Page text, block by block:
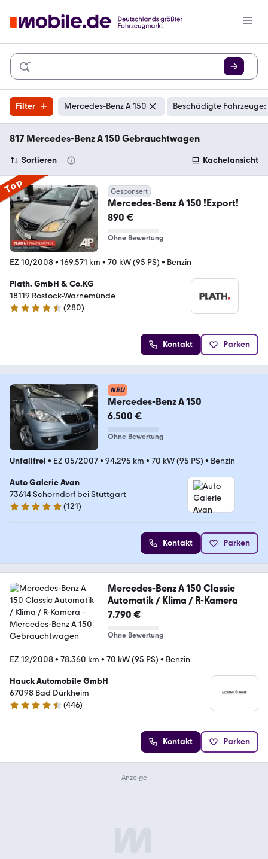
Filter Mercedes-Benz A 150 Beschädigte
817 Mercedes-Benz A 150 Gebrauchtwagen
Sortieren Kachelansicht
Top Gesponsert
Mercedes-Benz A 150 !Export!
890 €
Ohne Bewertung
EZ 10/2008• 169.571 km • 70 kW (95 PS) • Benzin
Plath. GmbH & Co.KG
18119 Rostock-Warnemünde
4.7 Sterne
(280)
Kontakt Parken
NEU
Mercedes-Benz A 150
6.500 €
Ohne Bewertung
Unfallfrei • EZ 05/2007• 94.295 km • 70 kW (95 PS) • Benzin
Auto Galerie Avan
73614 Schorndorf bei Stuttgart
4.9 Sterne
(121)
Kontakt Parken
Mercedes-Benz A 150 Classic
Automatik / Klima / R-Kamera
7.790 €
Ohne Bewertung
EZ 12/2008• 78.360 km • 70 kW (95 PS) • Benzin
Hauck Automobile GmbH
67098 Bad Dürkheim
4.4 Sterne
(446)
Kontakt Parken